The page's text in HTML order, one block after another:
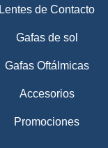
Lentes de Contacto
Gafas de sol
Gafas Oftálmicas
Accesorios
Promociones